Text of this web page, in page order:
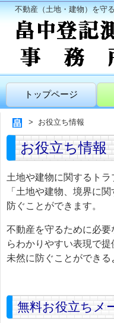
不動産（土地・建物）を守
トップページ
お役立ち情報
お役立ち情報
土地や建物に関するト
「土地や建物、境界に
防ぐことができます。
不動産を守るために必
らわかりやすい表現で
未然に防ぐことができる
無料お役立ちメ